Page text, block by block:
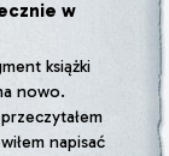
w
książki
nowo.
napisać